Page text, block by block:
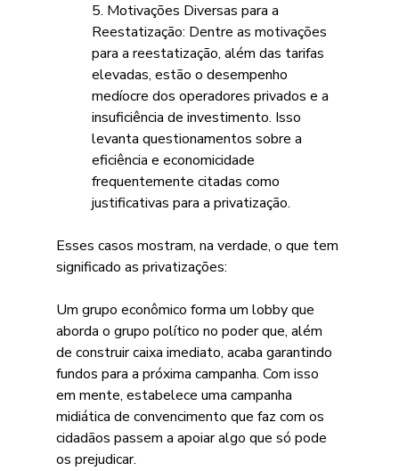
5. Motivações Diversas para a
Reestatização: Dentre as motivações
para a reestatização, além das tarifas
elevadas, estão o desempenho
medíocre dos operadores privados e a
insuficiência de investimento. Isso
levanta questionamentos sobre a
eficiência e economicidade
frequentemente citadas como
justificativas para a privatização.
Esses casos mostram, na verdade, o que tem
significado as privatizações:
Um grupo econômico forma um lobby que
aborda o grupo político no poder que, além
de construir caixa imediato, acaba garantindo
fundos para a próxima campanha. Com isso
em mente, estabelece uma campanha
midiática de convencimento que faz com os
cidadãos passem a apoiar algo que só pode
os prejudicar.